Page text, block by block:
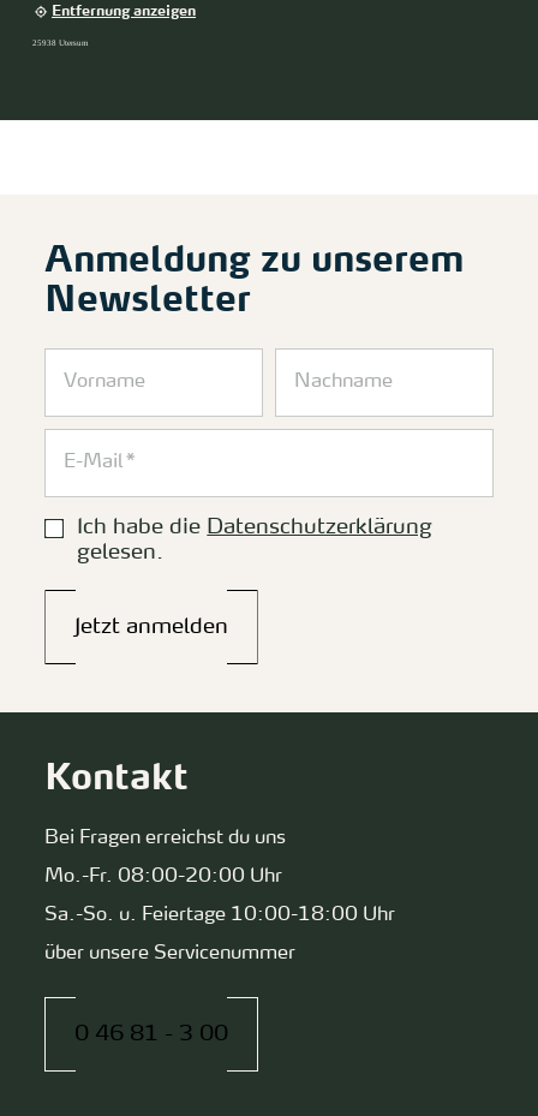
Entfernung anzeigen
25938 Utersum
Anmeldung zu unserem
Newsletter
Ich habe die Datenschutzerklärung
gelesen.
Jetzt anmelden
Kontakt
Bei Fragen erreichst du uns
Mo.-Fr. 08:00-20:00 Uhr
Sa.-So. u. Feiertage 10:00-18:00 Uhr
über unsere Servicenummer
0 46 81 - 3 00